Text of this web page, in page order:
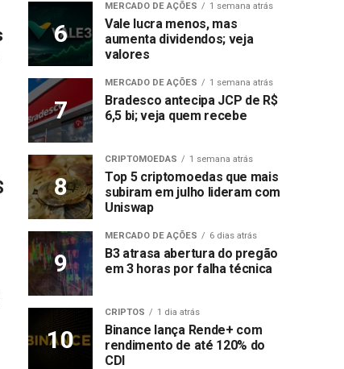
MERCADO DE AÇÕES 1 semana atrás
Vale lucra menos, mas
aumenta dividendos; veja
valores
MERCADO DE AÇÕES 1 semana atrás
Bradesco antecipa JCP de R$
6,5 bi; veja quem recebe
CRIPTOMOEDAS 1 semana atrás
Top 5 criptomoedas que mais
subiram em julho lideram com
Uniswap
MERCADO DE AÇÕES 6 dias atrás
B3 atrasa abertura do pregão
em 3 horas por falha técnica
CRIPTOS 1 dia atrás
Binance lança Rende+ com
rendimento de até 120% do
CDI